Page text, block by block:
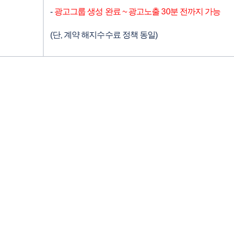
- 광고그룹 생성 완료 ~ 광고노출 30분 전까지 가능
(단, 계약 해지수수료 정책 동일)